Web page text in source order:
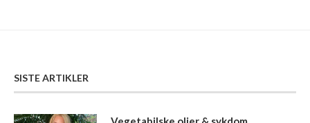
SISTE ARTIKLER